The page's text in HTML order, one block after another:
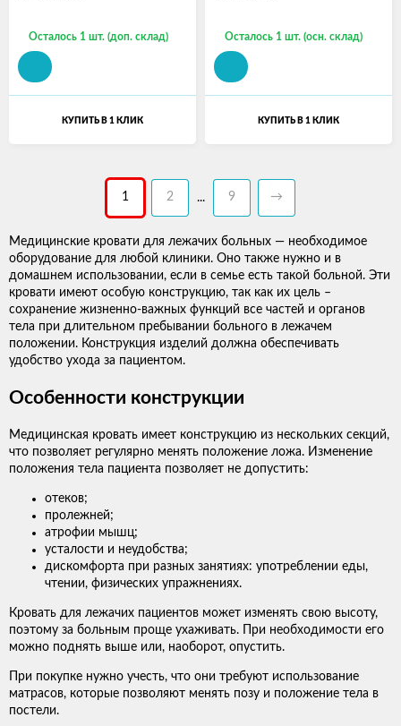
Осталось 1 шт. (доп. склад)
КУПИТЬ В 1 КЛИК
Осталось 1 шт. (осн. склад)
КУПИТЬ В 1 КЛИК
1 2 ... 9 →
Медицинские кровати для лежачих больных — необходимое
оборудование для любой клиники. Оно также нужно и в
домашнем использовании, если в семье есть такой больной. Эти
кровати имеют особую конструкцию, так как их цель –
сохранение жизненно-важных функций все частей и органов
тела при длительном пребывании больного в лежачем
положении. Конструкция изделий должна обеспечивать
удобство ухода за пациентом.
Особенности конструкции
Медицинская кровать имеет конструкцию из нескольких секций,
что позволяет регулярно менять положение ложа. Изменение
положения тела пациента позволяет не допустить:
отеков;
пролежней;
атрофии мышц;
усталости и неудобства;
дискомфорта при разных занятиях: употреблении еды,
чтении, физических упражнениях.
Кровать для лежачих пациентов может изменять свою высоту,
поэтому за больным проще ухаживать. При необходимости его
можно поднять выше или, наоборот, опустить.
При покупке нужно учесть, что они требуют использование
матрасов, которые позволяют менять позу и положение тела в
постели.